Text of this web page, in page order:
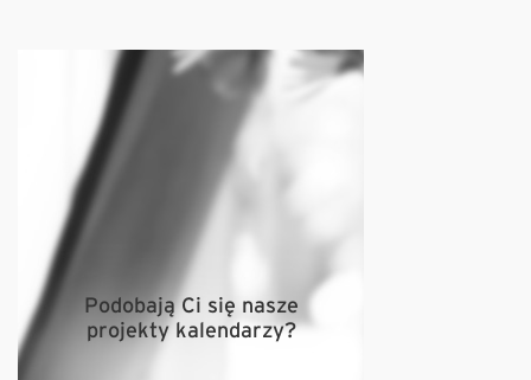
Podobają Ci się nasze
projekty kalendarzy?